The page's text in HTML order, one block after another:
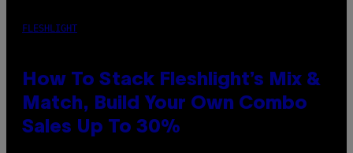
FLESHLIGHT
How To Stack Fleshlight’s Mix &
Match, Build Your Own Combo
Sales Up To 30%